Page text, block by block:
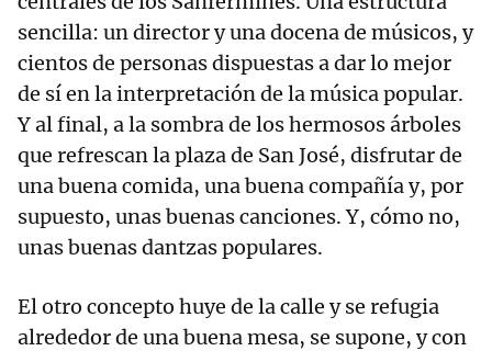
sencilla: un director y una docena de músicos, y
cientos de personas dispuestas a dar lo mejor
de sí en la interpretación de la música popular.
Y al final, a la sombra de los hermosos árboles
que refrescan la plaza de San José, disfrutar de
una buena comida, una buena compañía y, por
supuesto, unas buenas canciones. Y, cómo no,
unas buenas dantzas populares.
El otro concepto huye de la calle y se refugia
alrededor de una buena mesa, se supone, y con